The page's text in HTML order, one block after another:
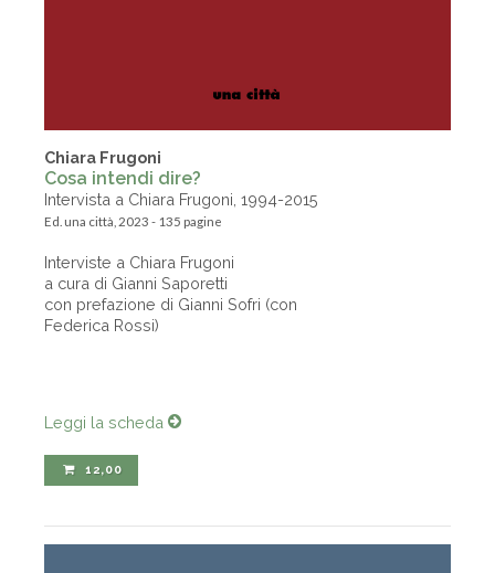
Chiara Frugoni
Cosa intendi dire?
Intervista a Chiara Frugoni, 1994-2015
Ed. una città, 2023 - 135 pagine
Interviste a Chiara Frugoni
a cura di Gianni Saporetti
con prefazione di Gianni Sofri (con
Federica Rossi)
Leggi la scheda
12,00